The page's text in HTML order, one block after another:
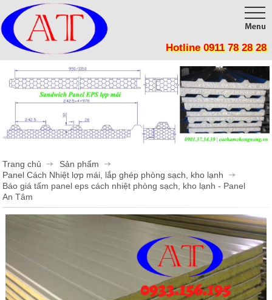
Trang chủ
Giới thiệu
Sản phẩm
Tôn Cách Nhiệt, Chống nóng, Giảm tiêu thụ điện năng
Panel Cách Nhiệt lợp mái, lắp ghép phòng sạch, kho lạnh
Vật Liệu Cách Nhiệt
Tôn cán sóng
Mút Tiêu Âm
Các Loại Cửa
Công trình
Tin tức
Liên hệ
Hotline 0911 78 28 28
Trang chủ
Sản phẩm
Panel Cách Nhiệt lợp mái, lắp ghép phòng sạch, kho lạnh
Báo giá tấm panel eps cách nhiệt phòng sạch, kho lạnh - Panel
An Tâm